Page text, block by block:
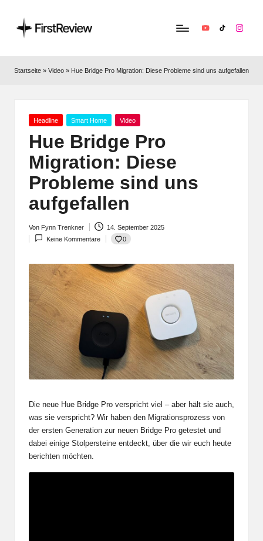
ir
Alles
Apple,
Smart‑Home,
Kopfhörern
YouTubeTikTok
Startseite » Video » Hue Bridge Pro Migration: Diese Probleme sind uns aufgefallen
Posted
Headline Smart Home Video
Hue Bridge Pro
Migration: Diese
Probleme sind uns
aufgefallen
Posted
by
Von Fynn Trenkner
14. September 2025
Keine Kommentare
0
Die neue Hue Bridge Pro verspricht viel – aber hält sie auch,
was sie verspricht? Wir haben den Migrationsprozess von
der ersten Generation zur neuen Bridge Pro getestet und
dabei einige Stolpersteine entdeckt, über die wir euch heute
berichten möchten.